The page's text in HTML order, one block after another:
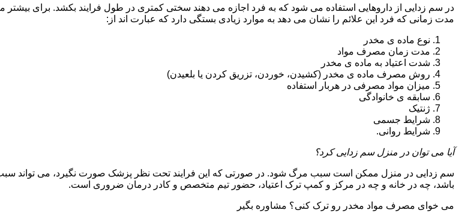
در سم زدایی از داروهایی استفاده می شود که به فرد اجازه می دهند سختی کمتری در طول فرایند بکشد. برای
مدت زمانی که فرد این علائم را نشان می دهد به موارد زیادی بستگی دارد که عبارت اند از:
نوع ماده ی مخدر
مدت زمان مصرف مواد
شدت اعتیاد به ماده ی مخدر
روش مصرف ماده ی مخدر (کشیدن، خوردن، تزریق کردن یا بلعیدن)
میزان مواد مصرفی در هربار استفاده
سابقه ی خانوادگی
ژنتیک
شرایط جسمی
شرایط روانی.
آیا می توان در منزل سم زدایی کرد؟
سم زدایی در منزل ممکن است سبب مرگ شود. در صورتی که این فرایند تحت نظر پزشک صورت نگیرد، می تواند سبب
باشد، چه در خانه و چه در مرکز و کمپ ترک اعتیاد، حضور تیم متخصص و کادر درمان ضروری است.
می خوای مصرف مواد مخدر رو ترک کنی؟ مشاوره بگیر